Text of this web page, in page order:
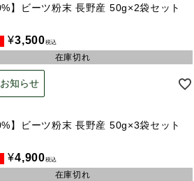
】ビーツ粉末 長野産 50g×2袋セット
¥3,500税込
在庫切れ
知らせ
】ビーツ粉末 長野産 50g×3袋セット
¥4,900税込
在庫切れ